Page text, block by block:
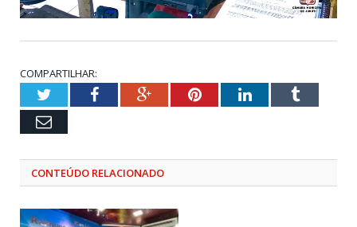
COMPARTILHAR:
TwitterFacebookGoogle+PinterestLinkedInTumblr
Email
CONTEÚDO RELACIONADO